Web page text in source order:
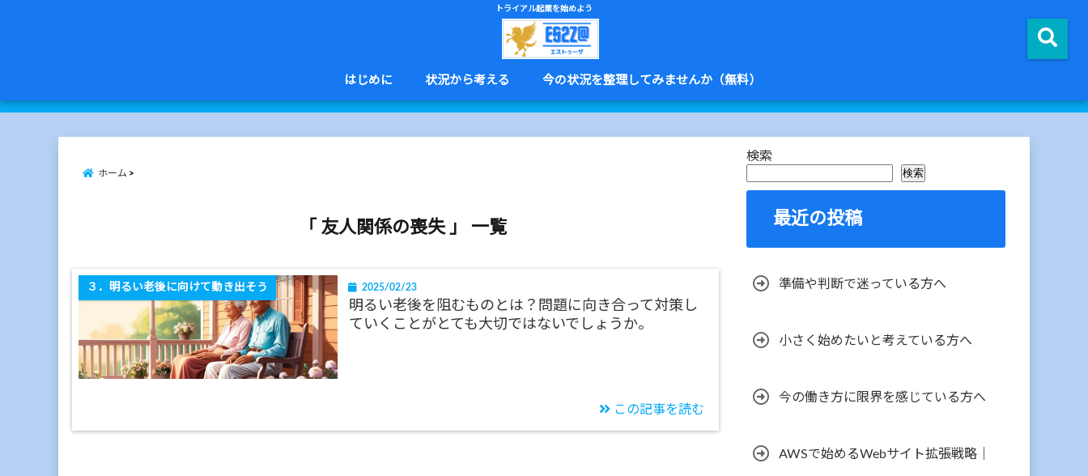
トライアル起業を始めよう
はじめに 状況から考える 今の状況を整理してみませんか（無料）
ホーム
「 友人関係の喪失 」 一覧
３．明るい老後に向けて動き出そう 2025/02/23
明るい老後を阻むものとは？問題に向き合って対策し
ていくことがとても大切ではないでしょうか。
この記事を読む
検索
検索
最近の投稿
準備や判断で迷っている方へ
小さく始めたいと考えている方へ
今の働き方に限界を感じている方へ
AWSで始めるWebサイト拡張戦略｜